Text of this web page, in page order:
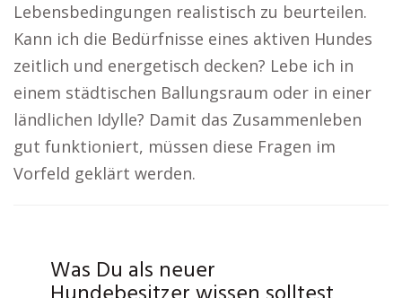
Lebensbedingungen realistisch zu beurteilen.
Kann ich die Bedürfnisse eines aktiven Hundes
zeitlich und energetisch decken? Lebe ich in
einem städtischen Ballungsraum oder in einer
ländlichen Idylle? Damit das Zusammenleben
gut funktioniert, müssen diese Fragen im
Vorfeld geklärt werden.
Was Du als neuer